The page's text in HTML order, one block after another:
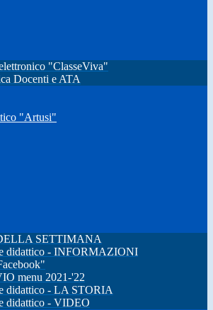
"ClasseViva"
Docenti e ATA
"Artusi"
SETTIMANA
didattico - INFORMAZIONI
menu 2021-'22
didattico - LA STORIA
didattico - VIDEO